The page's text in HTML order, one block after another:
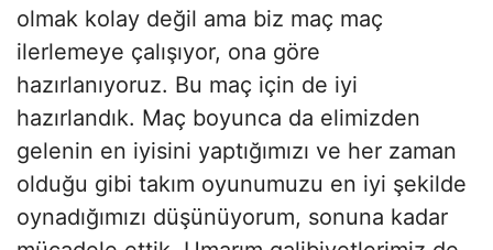
olmak kolay değil ama biz maç maç
ilerlemeye çalışıyor, ona göre
hazırlanıyoruz. Bu maç için de iyi
hazırlandık. Maç boyunca da elimizden
gelenin en iyisini yaptığımızı ve her zaman
olduğu gibi takım oyunumuzu en iyi şekilde
oynadığımızı düşünüyorum, sonuna kadar